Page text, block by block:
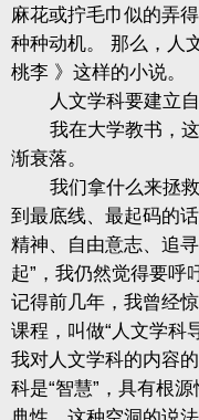
麻花或拧毛巾似的弄
种种动机。 那么，人
桃李 》这样的小说。
人文学科要建立自
我在大学教书，这
渐衰落。
我们拿什么来拯救
到最底线、最起码的
精神、自由意志、追
起”，我仍然觉得要呼
记得前几年，我曾经
课程，叫做“人文学科
我对人文学科的内容
科是“智慧”，具有根